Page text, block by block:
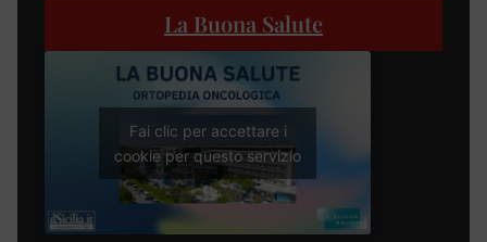
La Buona Salute
Fai clic per accettare i
cookie per questo servizio